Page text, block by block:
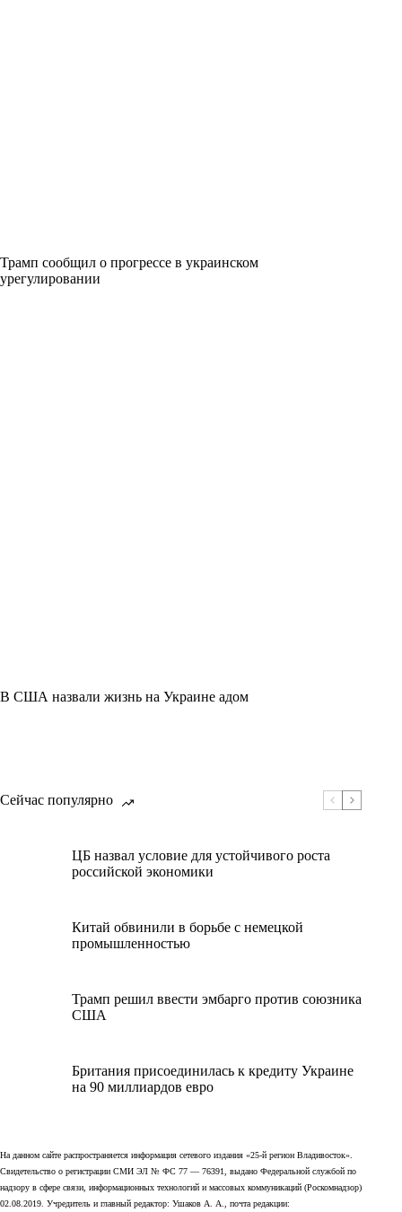
Трамп сообщил о прогрессе в украинском
урегулировании
В США назвали жизнь на Украине адом
Сейчас популярно
ЦБ назвал условие для устойчивого роста
российской экономики
Китай обвинили в борьбе с немецкой
промышленностью
Трамп решил ввести эмбарго против союзника
США
Британия присоединилась к кредиту Украине
на 90 миллиардов евро
На данном сайте распространяется информация сетевого издания «25-й регион Владивосток».
Свидетельство о регистрации СМИ ЭЛ № ФС 77 — 76391, выдано Федеральной службой по
надзору в сфере связи, информационных технологий и массовых коммуникаций (Роскомнадзор)
02.08.2019. Учредитель и главный редактор: Ушаков А. А., почта редакции: